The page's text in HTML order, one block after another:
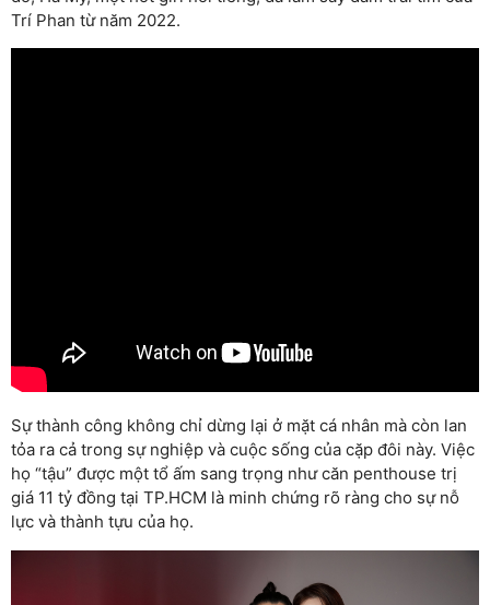
Trí Phan từ năm 2022.
Sự thành công không chỉ dừng lại ở mặt cá nhân mà còn lan
tỏa ra cả trong sự nghiệp và cuộc sống của cặp đôi này. Việc
họ “tậu” được một tổ ấm sang trọng như căn penthouse trị
giá 11 tỷ đồng tại TP.HCM là minh chứng rõ ràng cho sự nỗ
lực và thành tựu của họ.